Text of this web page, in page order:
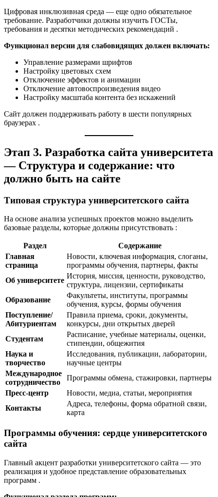
Цифровая инклюзивная среда — еще одно обязательное
требование. Разработчики должны изучить ГОСТы,
требования и десятки методических рекомендаций .
Функционал версии для слабовидящих должен включать:
Управление размерами шрифтов
Настройку цветовых схем
Отключение эффектов и анимации
Отключение автовоспроизведения видео
Настройку масштаба контента без искажений
Сайт должен поддерживать работу в шести популярных
браузерах .
Этап 3. Разработка сайта университета
— Структура и содержание: что
должно быть на сайте
Типовая структура университетского сайта
На основе анализа успешных проектов можно выделить
базовые разделы, которые должны присутствовать :
Раздел
Содержание
Главная
страница
Новости, ключевая информация, слоганы,
программы обучения, партнеры, факты
Об университете
История, миссия, ценности, руководство,
структура, лицензии, сертификаты
Образование
Факультеты, институты, программы
обучения, курсы, формы обучения
Поступление/
Абитуриентам
Правила приема, сроки, документы,
конкурсы, дни открытых дверей
Студентам
Расписание, учебные материалы, оценки,
стипендии, общежития
Наука и
творчество
Исследования, публикации, лаборатории,
научные центры
Международное
сотрудничество
Программы обмена, стажировки, партнеры
Пресс-центр
Новости, медиа, статьи, мероприятия
Контакты
Адреса, телефоны, форма обратной связи,
карта
Программы обучения: сердце университетского
сайта
Главный акцент разработки университетского сайта — это
реализация и удобное представление образовательных
программ .